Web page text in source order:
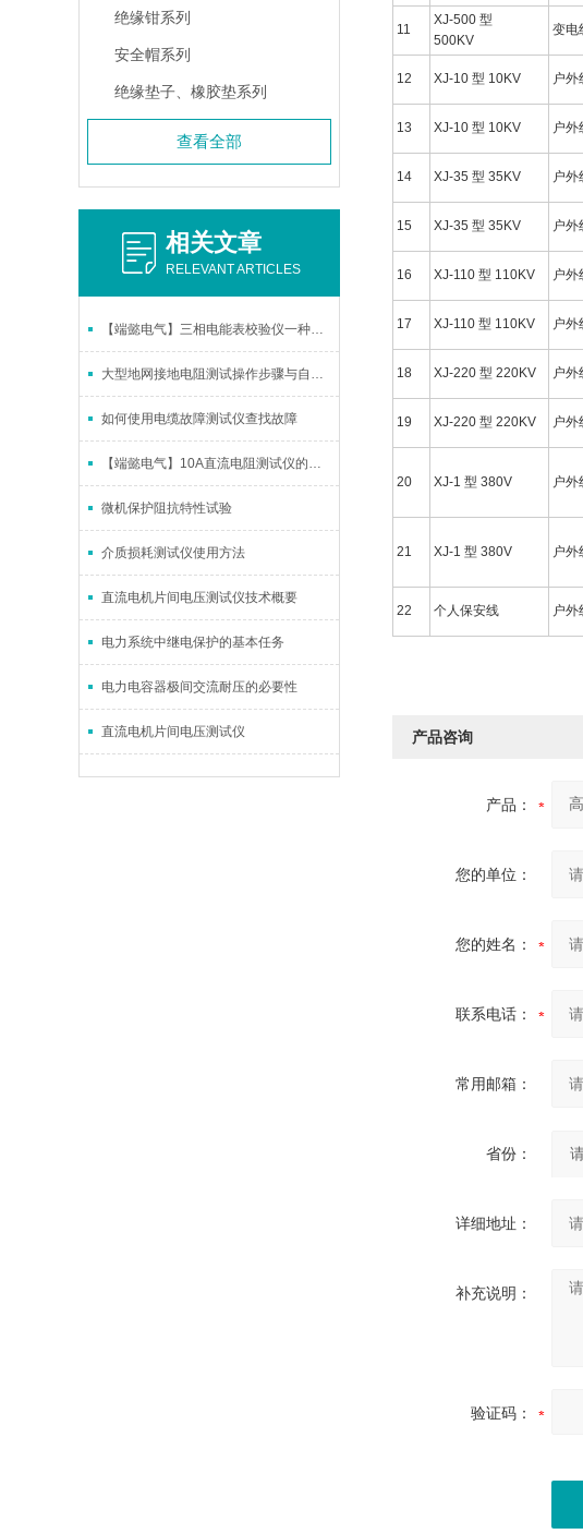
绝缘钳系列
安全帽系列
绝缘垫子、橡胶垫系列
查看全部
相关文章
RELEVANT ARTICLES
【端懿电气】三相电能表校验仪一种电能质量分析仪表
大型地网接地电阻测试操作步骤与自诊说明
如何使用电缆故障测试仪查找故障
【端懿电气】10A直流电阻测试仪的功能设置巧妙先进
微机保护阻抗特性试验
介质损耗测试仪使用方法
直流电机片间电压测试仪技术概要
电力系统中继电保护的基本任务
电力电容器极间交流耐压的必要性
直流电机片间电压测试仪
11
XJ-500 型
500KV
变电
12 XJ-10 型 10KV 户外
13 XJ-10 型 10KV 户外
14 XJ-35 型 35KV 户外
15 XJ-35 型 35KV 户外
16 XJ-110 型 110KV 户外
17 XJ-110 型 110KV 户外
18 XJ-220 型 220KV 户外
19 XJ-220 型 220KV 户外
20 XJ-1 型 380V 户外
21 XJ-1 型 380V 户外
22 个人保安线 户外
产品咨询
产品：
您的单位：
您的姓名：
联系电话：
常用邮箱：
省份：
详细地址：
补充说明：
验证码：